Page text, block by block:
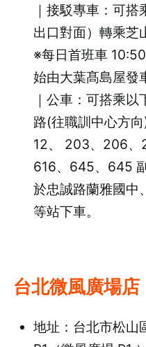
｜接駁專車：可
出口對面）轉乘芝
※每日首班車
始由大葉髙島屋發
｜公車：可搭乘
路(往職訓中心方
12、 203、206、
616、645、645
於忠誠路蘭雅國中
等站下車。
台北微風廣場店
地址：台北市松山